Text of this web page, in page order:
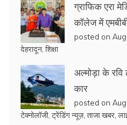
ग्राफिक एरा
कॉलेज में
posted on
देहरादून, शिक्षा
अल्मोड़ा के रवि
कार
posted on
टेक्नोलॉजी ट्रेंडिंग न्यूज़, ताजा खबर